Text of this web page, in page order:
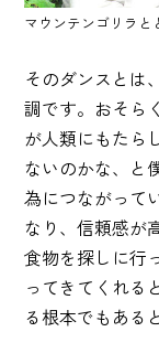
マウンテンゴリラと
そのダンスとは
調です。おそら
が人類にもたら
ないのかな、と
為につながって
なり、信頼感が
食物を探しに行
ってきてくれる
る根本でもある